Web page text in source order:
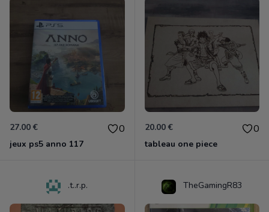
27.00 € 0
jeux ps5 anno 117
20.00 € 0
tableau one piece
.t..r.p. TheGamingR83